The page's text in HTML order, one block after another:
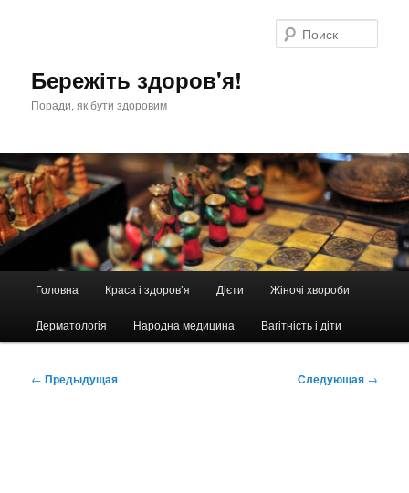
Бережіть здоров'я!
Поради, як бути здоровим
Головна Краса і здоров’я Дієти Жіночі хвороби
Дерматологія Народна медицина Вагітність і діти
Навигация
← Предыдущая Следующая →